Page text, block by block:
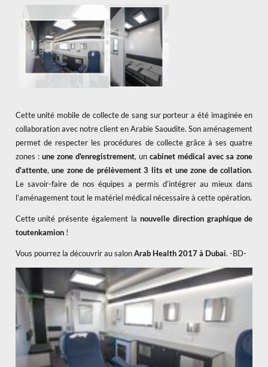
Cette unité mobile de collecte de sang sur porteur a été imaginée en
collaboration avec notre client en Arabie Saoudite. Son aménagement
permet de respecter les procédures de collecte grâce à ses quatre
zones : une zone d'enregistrement, un cabinet médical avec sa zone
d'attente,une zone de prélèvement 3 lits et une zone de collation.
Le savoir-faire de nos équipes a permis d’intégrer au mieux dans
l’aménagement tout le matériel médical nécessaire à cette opération.
Cette unité présente également la nouvelle direction graphique de
toutenkamion!
Vous pourrez la découvrir au salonArab Health 2017 à Dubai. -BD-